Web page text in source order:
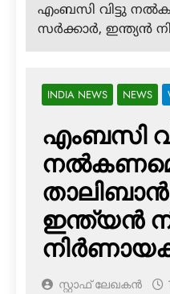
എംബസി വിട്ടു
സര്‍ക്കാര്‍, ഇന്ത്യന്‍
INDIA NEWS NEWS
എംബസി
ഇന്ത്യന്‍
സ്റ്റാഫ് ലേഖകൻ